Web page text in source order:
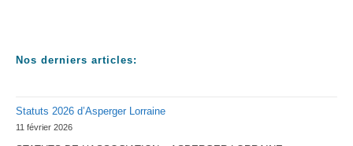
Nos derniers articles:
Statuts 2026 d’Asperger Lorraine
11 février 2026